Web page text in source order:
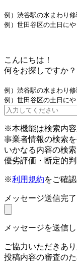
例）渋谷駅の水まわり
例）世田谷区の土日に
こんにちは！
何をお探しですか？
例）渋谷駅の水まわり
例）世田谷区の土日に
※本機能は検索内容
事業者情報の検索
いかなる内容の検
優劣評価・断定的
※利用規約をご確
メッセージ送信完了
メッセージを送信し
ご協力いただきあ
投稿内容の審査の